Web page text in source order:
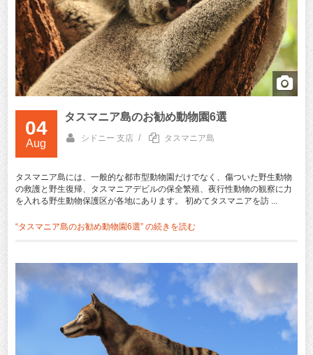
04
Aug
タスマニア島のお勧め動物園6選
シドニー 支店 / タスマニア島
タスマニア島には、一般的な都市型動物園だけでなく、傷ついた野生動物
の救護と野生復帰、タスマニアデビルの保全繁殖、夜行性動物の観察に力
を入れる野生動物保護区が各地にあります。 初めてタスマニアを訪 ...
“タスマニア島のお勧め動物園6選” の続きを読む